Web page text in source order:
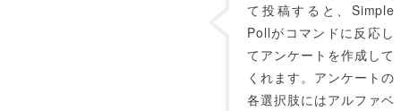
て投稿すると、Simple
Pollがコマンドに反応し
てアンケートを作成して
くれます。アンケートの
各選択肢にはアルファベ